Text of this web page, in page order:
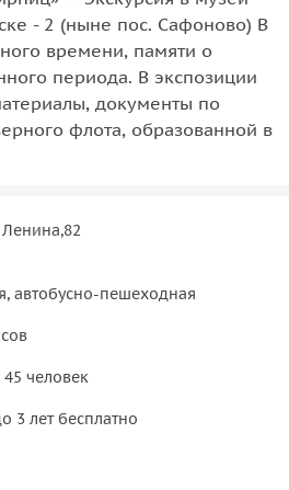
- 2 (ныне пос. Сафоново) В
времени, памяти о
периода. В экспозиции
документы по
флота, образованной в
автобусно-пешеходная
человек
3 лет бесплатно